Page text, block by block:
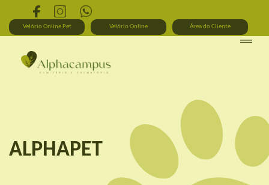
Velório Online Pet Velório Online Área do Cliente
ALPHAPET